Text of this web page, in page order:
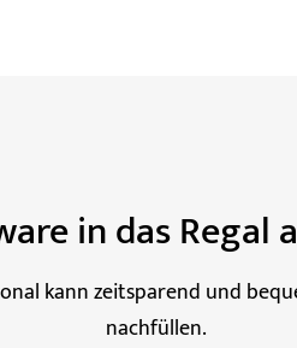
in das Regal
kann zeitsparend und
nachfüllen.